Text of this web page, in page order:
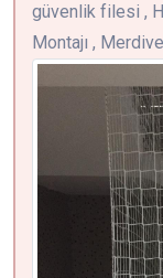
güvenlik filesi ,
Montajı ,